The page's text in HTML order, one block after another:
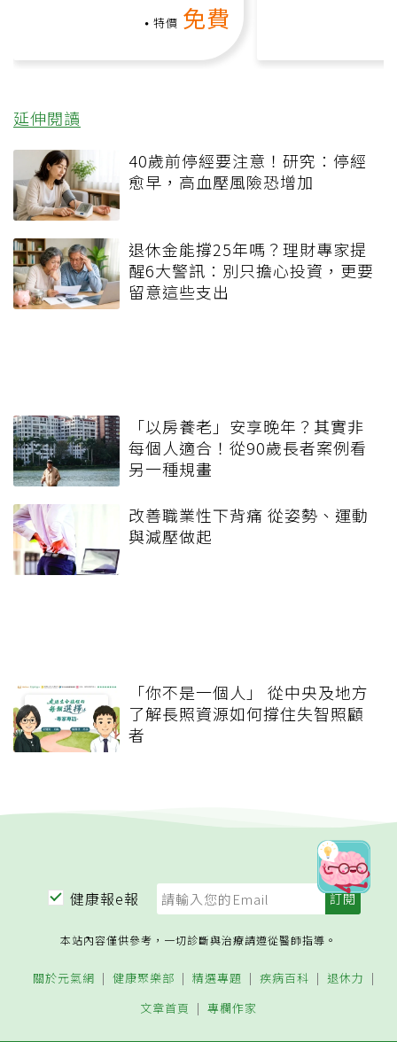
特價 免費
延伸閱讀
40歲前停經要注意！研究：停經
愈早，高血壓風險恐增加
退休金能撐25年嗎？理財專家提
醒6大警訊：別只擔心投資，更要
留意這些支出
「以房養老」安享晚年？其實非
每個人適合！從90歲長者案例看
另一種規畫
改善職業性下背痛 從姿勢、運動
與減壓做起
「你不是一個人」 從中央及地方
了解長照資源如何撐住失智照顧
者
健康報e報
本站內容僅供參考，一切診斷與治療請遵從醫師指導。
關於元氣網 健康聚樂部 精選專題 疾病百科
退休力
文章首頁
專欄作家